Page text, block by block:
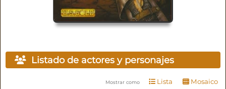
Listado de actores y personajes
Mostrar como Lista Mosaico